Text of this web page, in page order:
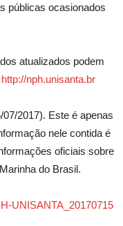
públicas ocasionados
atualizados podem
http://nph.unisanta.br
2017). Este é apenas
nele contida é
oficiais sobre
do Brasil.
UNISANTA_20170715